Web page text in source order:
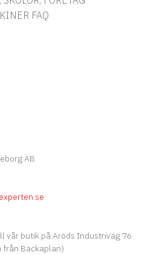
så
–
FAQ
AB
vår butik på Aröds Industriväg 76
från Backaplan)